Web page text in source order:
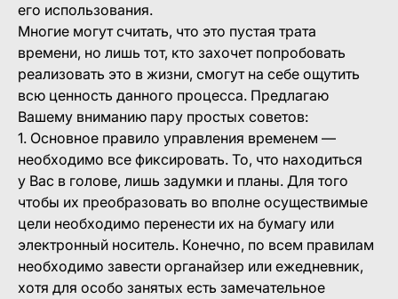
его использования.
Многие могут считать, что это пустая трата
времени, но лишь тот, кто захочет попробовать
реализовать это в жизни, смогут на себе ощутить
всю ценность данного процесса. Предлагаю
Вашему вниманию пару простых советов:
1. Основное правило управления временем —
необходимо все фиксировать. То, что находиться
у Вас в голове, лишь задумки и планы. Для того
чтобы их преобразовать во вполне осуществимые
цели необходимо перенести их на бумагу или
электронный носитель. Конечно, по всем правилам
необходимо завести органайзер или ежедневник,
хотя для особо занятых есть замечательное